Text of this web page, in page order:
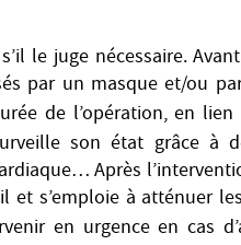
le juge nécessaire.
par un masque et/ou
de l’opération, en
son état grâce à
Après
et s’emploie à atténuer
en urgence en cas